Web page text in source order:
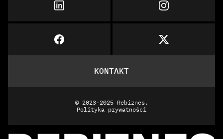
KONTAKT
© 2023-2025 Rebiznes.
Polityka prywatności